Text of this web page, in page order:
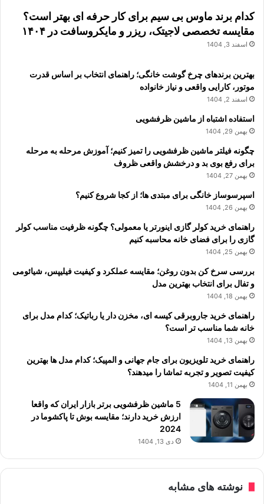
کدام برند ماوس بی سیم برای کار حرفه ای بهتر است؟
مقایسه تخصصی لاجیتک، ریزر و مایکروسافت در ۱۴۰۴
اسفند 3, 1404
بهترین برندهای چرخ گوشت خانگی؛ راهنمای انتخاب بر اساس قدرت
موتور، کارایی واقعی و نیاز خانواده
اسفند 2, 1404
استفاده اشتباه از ماشین ظرفشویی
بهمن 29, 1404
چگونه فیلتر ماشین ظرفشویی را تمیز کنیم؛ آموزش مرحله به مرحله
برای رفع بوی بد و درخشش واقعی ظروف
بهمن 27, 1404
اسپرسوساز خانگی برای مبتدی ها؛ از کجا شروع کنیم؟
بهمن 26, 1404
راهنمای خرید کولر گازی اینورتر یا معمولی؟ چگونه ظرفیت مناسب کولر
گازی را برای فضای خانه محاسبه کنیم
بهمن 25, 1404
بررسی سرخ کن بدون روغن؛ مقایسه عملکرد و کیفیت فیلیپس، شیائومی
و تفال برای انتخاب بهترین مدل
بهمن 18, 1404
راهنمای خرید جاروبرقی کیسه ای، مخزن دار یا رباتیک؛ کدام مدل برای
خانه شما مناسب تر است؟
بهمن 13, 1404
راهنمای خرید تلویزیون برای جام جهانی و المپیک؛ کدام مدل ها بهترین
کیفیت تصویر و تجربه تماشا را میدهند؟
بهمن 11, 1404
5 ماشین ظرفشویی برتر بازار ایران که واقعا
ارزش خرید دارند؛ مقایسه بوش تا پاکشوما در
2024
دی 13, 1404
نوشته های مشابه